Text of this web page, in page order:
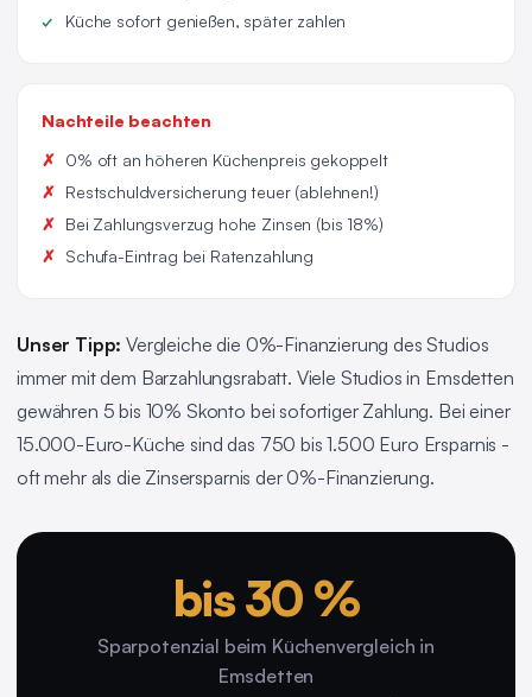
Küche sofort genießen, später zahlen
Nachteile beachten
0% oft an höheren Küchenpreis gekoppelt
Restschuldversicherung teuer (ablehnen!)
Bei Zahlungsverzug hohe Zinsen (bis 18%)
Schufa-Eintrag bei Ratenzahlung
Unser Tipp: Vergleiche die 0%-Finanzierung des Studios
immer mit dem Barzahlungsrabatt. Viele Studios in Emsdetten
gewähren 5 bis 10% Skonto bei sofortiger Zahlung. Bei einer
15.000-Euro-Küche sind das 750 bis 1.500 Euro Ersparnis -
oft mehr als die Zinsersparnis der 0%-Finanzierung.
bis 30 %
Sparpotenzial beim Küchenvergleich in
Emsdetten